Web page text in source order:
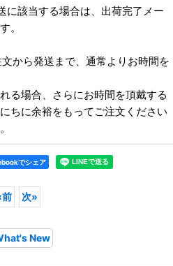
に該当する場合は、出荷完了メー
。
から発送まで、通常よりお時間を
る場合、さらにお時間を頂戴する
ちに余裕をもってご注文ください
でシェア
前 次»
New